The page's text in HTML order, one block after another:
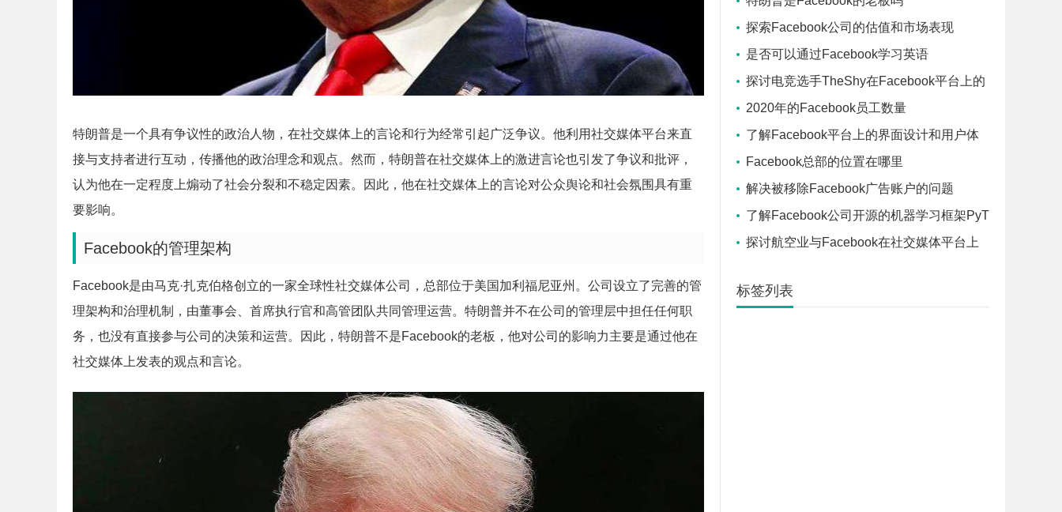
特朗普是一个具有争议性的政治人物，在社交媒体上的言论和行为经常引起广泛争议。他利用社交媒体平台来直
接与支持者进行互动，传播他的政治理念和观点。然而，特朗普在社交媒体上的激进言论也引发了争议和批评，
认为他在一定程度上煽动了社会分裂和不稳定因素。因此，他在社交媒体上的言论对公众舆论和社会氛围具有重
要影响。
Facebook的管理架构
Facebook是由马克·扎克伯格创立的一家全球性社交媒体公司，总部位于美国加利福尼亚州。公司设立了完善的管
理架构和治理机制，由董事会、首席执行官和高管团队共同管理运营。特朗普并不在公司的管理层中担任任何职
务，也没有直接参与公司的决策和运营。因此，特朗普不是Facebook的老板，他对公司的影响力主要是通过他在
社交媒体上发表的观点和言论。
探索Facebook公司的估值和市场表现
是否可以通过Facebook学习英语
探讨电竞选手TheShy在Facebook平台上的
活动和影响
2020年的Facebook员工数量
了解Facebook平台上的界面设计和用户体
验Facebook总部的位置在哪里
解决被移除Facebook广告账户的问题
了解Facebook公司开源的机器学习框架PyT
orch和其应用
探讨航空业与Facebook在社交媒体平台上
标签列表